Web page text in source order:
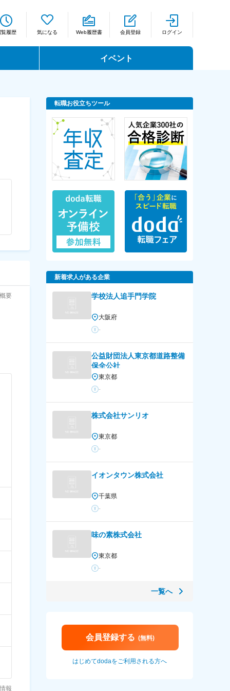
覧履歴 気になる Web履歴書 会員登録 ログイン
イベント
要
報
転職お役立ちツール
新着求人がある企業
学校法人追手門学院
大阪府
-
公益財団法人東京都道路整備
保全公社
東京都
-
株式会社サンリオ
東京都
-
イオンタウン株式会社
千葉県
-
味の素株式会社
東京都
-
一覧へ
会員登録する (無料)
はじめてdodaをご利用される方へ